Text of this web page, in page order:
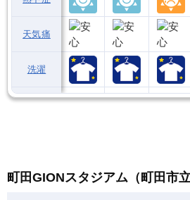
天気痛
洗濯
町田GIONスタジアム（町田市